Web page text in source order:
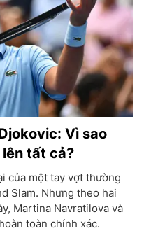
Vì sao
tất cả?
của một tay vợt thường
Slam. Nhưng theo hai
Martina Navratilova và
toàn chính xác.